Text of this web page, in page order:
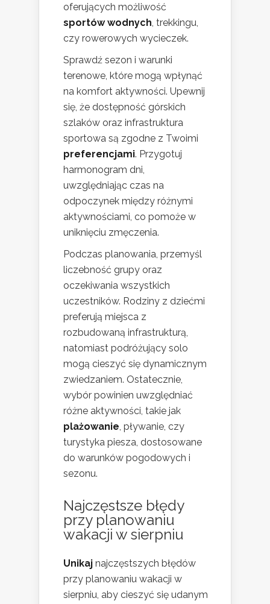
oferujących możliwość
sportów wodnych , trekkingu,
czy rowerowych wycieczek.
Sprawdź sezon i warunki
terenowe, które mogą wpłynąć
na komfort aktywności. Upewnij
się, że dostępność górskich
szlaków oraz infrastruktura
sportowa są zgodne z Twoimi
preferencjami. Przygotuj
harmonogram dni,
uwzględniając czas na
odpoczynek między różnymi
aktywnościami, co pomoże w
uniknięciu zmęczenia.
Podczas planowania, przemyśl
liczebność grupy oraz
oczekiwania wszystkich
uczestników. Rodziny z dziećmi
preferują miejsca z
rozbudowaną infrastrukturą,
natomiast podróżujący solo
mogą cieszyć się dynamicznym
zwiedzaniem. Ostatecznie,
wybór powinien uwzględniać
różne aktywności, takie jak
plażowanie , pływanie, czy
turystyka piesza, dostosowane
do warunków pogodowych i
sezonu.
Najczęstsze błędy
przy planowaniu
wakacji w sierpniu
Unikaj najczęstszych błędów
przy planowaniu wakacji w
sierpniu, aby cieszyć się udanym